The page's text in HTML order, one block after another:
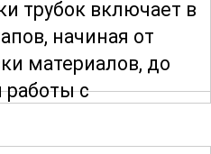
трубок включает в
начиная от
материалов, до
работы с
В ходе обучения вы